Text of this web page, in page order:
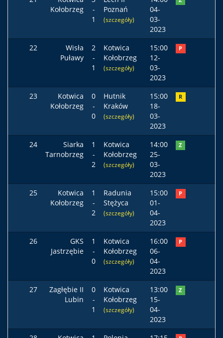
Kołobrzeg
-
1
Poznań
(szczegóły)
04-
03-
2023
22
Wisła
Puławy
2
-
1
Kotwica
Kołobrzeg
(szczegóły)
15:00
12-
03-
2023
P
23
Kotwica
Kołobrzeg
0
-
0
Hutnik
Kraków
(szczegóły)
15:00
18-
03-
2023
R
24
Siarka
Tarnobrzeg
1
-
2
Kotwica
Kołobrzeg
(szczegóły)
14:00
25-
03-
2023
Z
25
Kotwica
Kołobrzeg
1
-
2
Radunia
Stężyca
(szczegóły)
15:00
01-
04-
2023
P
26
GKS
Jastrzębie
1
-
0
Kotwica
Kołobrzeg
(szczegóły)
16:00
06-
04-
2023
P
27
Zagłębie II
Lubin
0
-
1
Kotwica
Kołobrzeg
(szczegóły)
13:00
15-
04-
2023
Z